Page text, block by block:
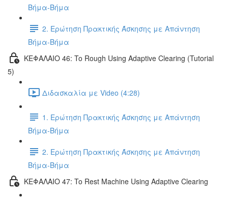
Βήμα-Βήμα
2. Ερώτηση Πρακτικής Άσκησης με Απάντηση
Βήμα-Βήμα
ΚΕΦΑΛΑΙΟ 46: To Rough Using Adaptive Clearing (Tutorial
5)
Διδασκαλία με Video (4:28)
1. Ερώτηση Πρακτικής Άσκησης με Απάντηση
Βήμα-Βήμα
2. Ερώτηση Πρακτικής Άσκησης με Απάντηση
Βήμα-Βήμα
ΚΕΦΑΛΑΙΟ 47: To Rest Machine Using Adaptive Clearing